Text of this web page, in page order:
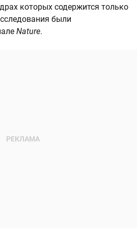
которых содержится только
были
Nature.